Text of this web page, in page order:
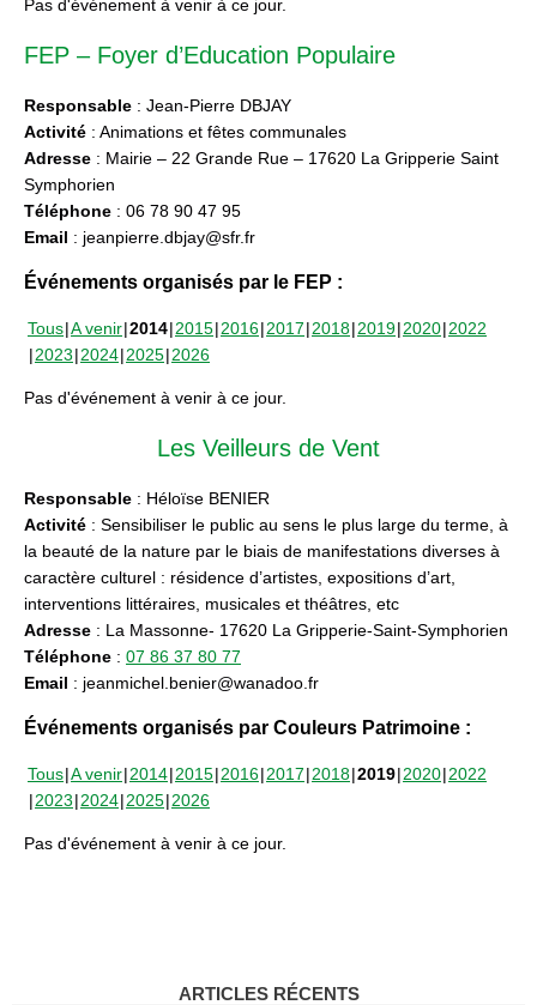
Pas d'événement à venir à ce jour.
FEP – Foyer d’Education Populaire
Responsable : Jean-Pierre DBJAY
Activité : Animations et fêtes communales
Adresse : Mairie – 22 Grande Rue – 17620 La Gripperie Saint
Symphorien
Téléphone : 06 78 90 47 95
Email : jeanpierre.dbjay@sfr.fr
Événements organisés par le FEP :
Tous A venir 2014 2015 2016 2017 2018 2019 2020 2022
2023 2024 2025 2026
Pas d'événement à venir à ce jour.
Les Veilleurs de Vent
Responsable : Héloïse BENIER
Activité : Sensibiliser le public au sens le plus large du terme, à
la beauté de la nature par le biais de manifestations diverses à
caractère culturel : résidence d’artistes, expositions d’art,
interventions littéraires, musicales et théâtres, etc
Adresse : La Massonne- 17620 La Gripperie-Saint-Symphorien
Téléphone : 07 86 37 80 77
Email : jeanmichel.benier@wanadoo.fr
Événements organisés par Couleurs Patrimoine :
Tous A venir 2014 2015 2016 2017 2018 2019 2020 2022
2023 2024 2025 2026
Pas d'événement à venir à ce jour.
ARTICLES RÉCENTS